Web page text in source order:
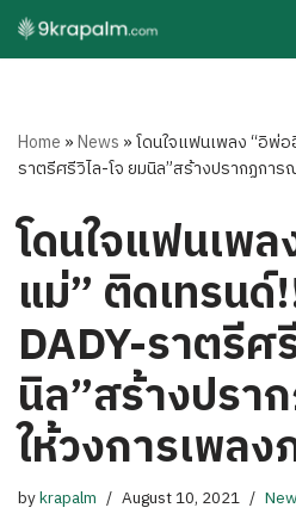
Skip
Home »News »โดนใจแฟนเพลง “อิพ่อ
ราตรีศรีวิไล-โจ ยมนิล”สร้างปรากฏกา
โดนใจแฟนเพ
แม่” ติดเทรนด์
DADY-ราตรีศ
นิล”สร้างปรา
ให้วงการเพล
bykrapalm August 10, 2021